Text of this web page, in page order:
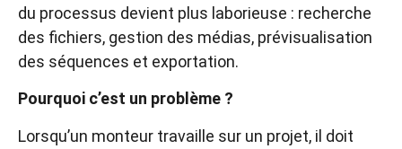
du processus devient plus laborieuse : recherche
des fichiers, gestion des médias, prévisualisation
des séquences et exportation.
Pourquoi c’est un problème ?
Lorsqu’un monteur travaille sur un projet, il doit